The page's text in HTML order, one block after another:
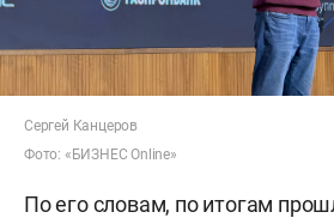
Сергей Канцеров
Фото: «БИЗНЕС Online»
По его словам, по итогам